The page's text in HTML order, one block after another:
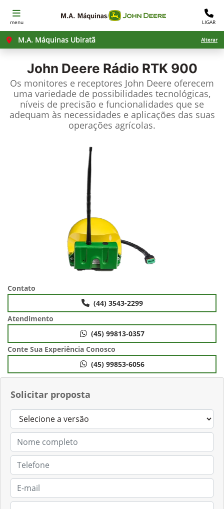
menu LIGAR
M.A. Máquinas Ubiratã Alterar
John Deere Rádio RTK 900
Os monitores e receptores John Deere oferecem
uma variedade de possibilidades tecnológicas,
níveis de precisão e funcionalidades que se
adequam às necessidades e aplicações das suas
operações agrícolas.
Solicitar proposta
Contato
(44) 3543-2299
Atendimento
(45) 99813-0357
Conte Sua Experiência Conosco
(45) 99853-6056